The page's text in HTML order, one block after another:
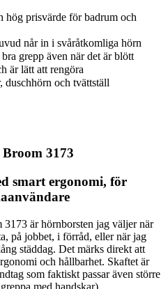
hög prisvärde för badrum och
når in i svåråtkomliga hörn
grepp även när det är blött
är lätt att rengöra
duschhörn och tvättställ
3173
smart ergonomi, för
är hörnborsten jag väljer när
på jobbet, i förråd, eller när jag
städdag. Det märks direkt att
och hållbarhet. Skaftet är
som faktiskt passar även större
med handskar).